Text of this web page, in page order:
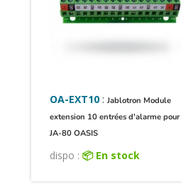
OA-EXT10 :Jablotron Module
extension 10 entrées d'alarme pour
JA-80 OASIS
dispo : 📦 En stock